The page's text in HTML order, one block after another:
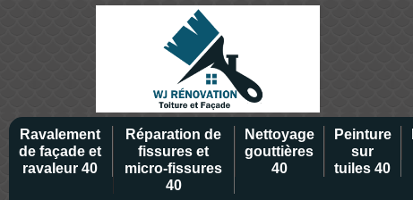
Ravalement
de façade et
ravaleur 40
Réparation de
fissures et
micro-fissures
40
Nettoyage
gouttières
40
Peinture
sur
tuiles 40